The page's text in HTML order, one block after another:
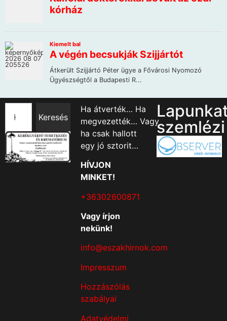
Keresés
Ha átverték… Ha
megvezették… Vagy
ha csak hallott
egy jó sztorit…
HÍVJON
MINKET!
+36302600871
Vagy írjon
nekünk!
info@eszakhirnok.com
Impresszum
Hozzászólás
szabályai
Adatvédelmi
szemlézi